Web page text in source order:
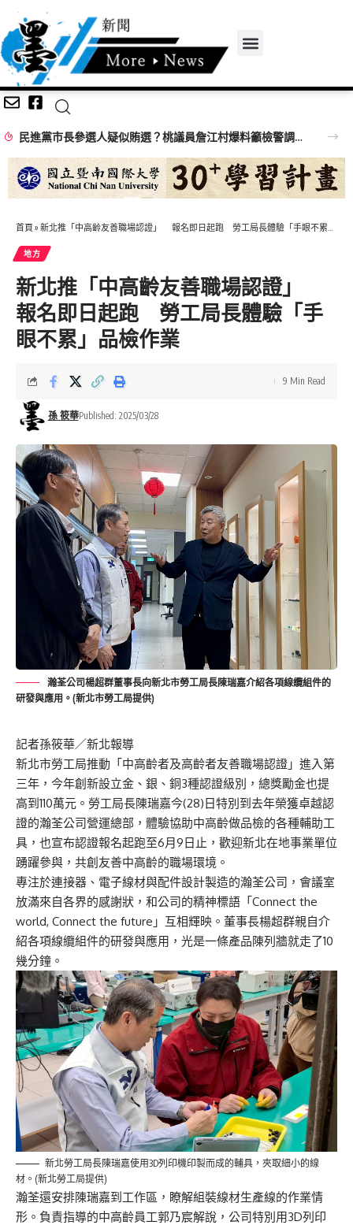
民進黨市長參選人疑似賄選？桃議員詹江村爆料籲檢警調查辦
首頁 » 新北推「中高齡友善職場認證」 報名即日起跑 勞工局長體驗「手眼不累」品檢作業
地方
新北推「中高齡友善職場認證」
報名即日起跑 勞工局長體驗「手
眼不累」品檢作業
孫 筱華Published: 2025/03/28
9 Min Read
瀚荃公司楊超群董事長向新北市勞工局長陳瑞嘉介紹各項線纜組件的
研發與應用。(新北市勞工局提供)
記者孫筱華／新北報導
新北市勞工局推動「中高齡者及高齡者友善職場認證」進入第
三年，今年創新設立金、銀、銅3種認證級別，總獎勵金也提
高到110萬元。勞工局長陳瑞嘉今(28)日特別到去年榮獲卓越認
證的瀚荃公司營運總部，體驗協助中高齡做品檢的各種輔助工
具，也宣布認證報名起跑至6月9日止，歡迎新北在地事業單位
踴躍參與，共創友善中高齡的職場環境。
專注於連接器、電子線材與配件設計製造的瀚荃公司，會議室
放滿來自各界的感謝狀，和公司的精神標語「Connect the
world, Connect the future」互相輝映。董事長楊超群親自介
紹各項線纜組件的研發與應用，光是一條產品陳列牆就走了10
幾分鐘。
新北勞工局長陳瑞嘉使用3D列印機印製而成的輔具，夾取細小的線
材。(新北勞工局提供)
瀚荃還安排陳瑞嘉到工作區，瞭解組裝線材生產線的作業情
形。負責指導的中高齡員工郭乃宸解說，公司特別用3D列印